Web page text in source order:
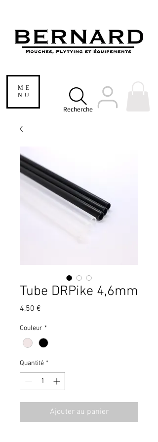
ME
NU
Recherche
Tube DRPike 4,6mm
4,50 €
Couleur *
Quantité *
Ajouter au panier